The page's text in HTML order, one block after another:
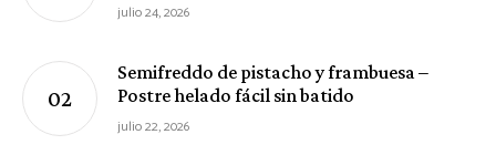
julio 24, 2026
Semifreddo de pistacho y frambuesa –
Postre helado fácil sin batido
julio 22, 2026